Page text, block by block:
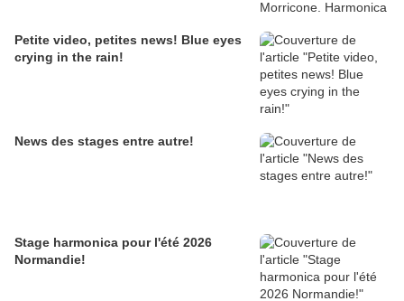
Petite video, petites news! Blue eyes
crying in the rain!
News des stages entre autre!
Stage harmonica pour l'été 2026
Normandie!